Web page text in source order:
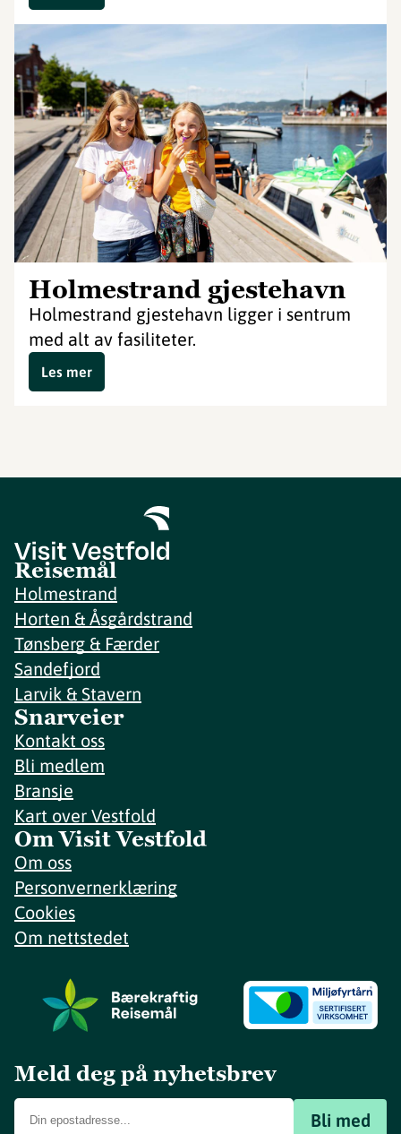
Holmestrand gjestehavn
Holmestrand gjestehavn ligger i sentrum
med alt av fasiliteter.
Les mer
Reisemål
Holmestrand
Horten & Åsgårdstrand
Tønsberg & Færder
Sandefjord
Larvik & Stavern
Snarveier
Kontakt oss
Bli medlem
Bransje
Kart over Vestfold
Om Visit Vestfold
Om oss
Personvernerklæring
Cookies
Om nettstedet
Meld deg på nyhetsbrev
Bli med